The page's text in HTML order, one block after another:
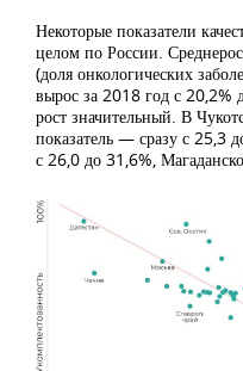
Некоторые показатели
целом по России.
(доля онкологических
вырос за 2018 год с 20,2%
рост значительный. В
показатель — сразу с 25,3
с 26,0 до 31,6%,